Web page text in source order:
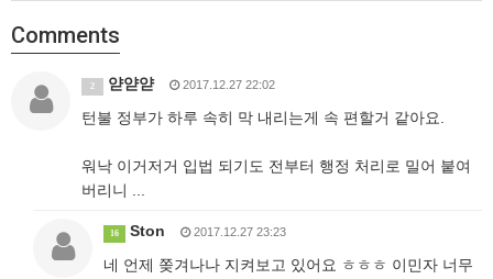
Comments
2 얃얃얃 2017.12.27 22:02
턴불 정부가 하루 속히 막 내리는게 속 편할거 같아요.
워낙 이거저거 입법 되기도 전부터 행정 처리로 밀어 붙여
버리니 ...
16 Ston 2017.12.27 23:23
네 언제 쫒겨나나 지켜보고 있어요 ㅎㅎㅎ 이민자 너무